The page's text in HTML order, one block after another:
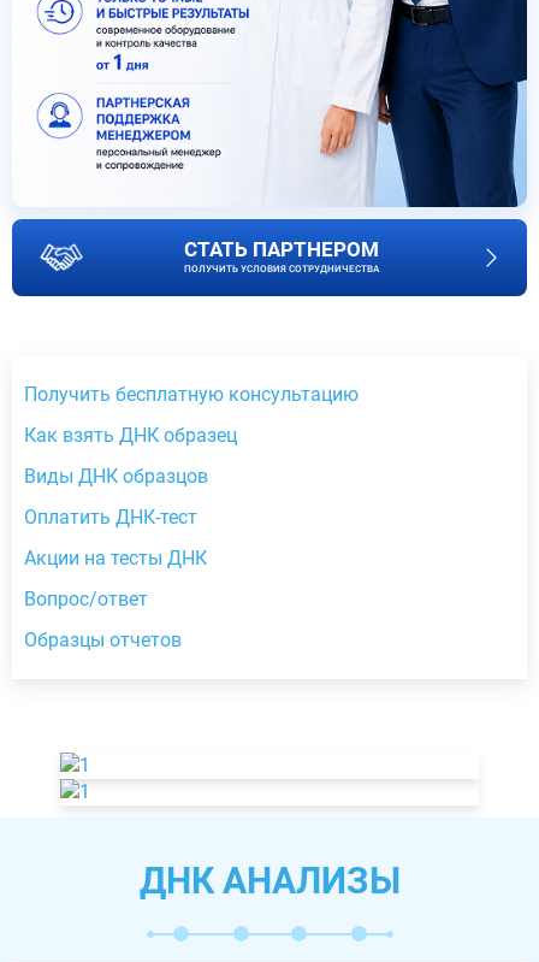
СТАТЬ ПАРТНЕРОМ
ПОЛУЧИТЬ УСЛОВИЯ СОТРУДНИЧЕСТВА
Получить бесплатную консультацию
Как взять ДНК образец
Виды ДНК образцов
Оплатить ДНК-тест
Акции на тесты ДНК
Вопрос/ответ
Образцы отчетов
ДНК АНАЛИЗЫ